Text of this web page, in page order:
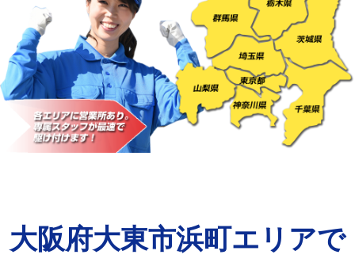
用/3ｍまで)
給水管工事※（塩ビ管（VP・HI）使
用（追加）/3ｍ超え)
+8,800円
給水管工事※（ライニング鋼管・銅
管・ポリ管・HT管使用/3ｍまで)
44,000円
給水管工事※（ライニング鋼管・銅
管・ポリ管・HT管使用/3ｍ超え)
マス交換（深さ50㎝以上） 66,000円
大阪府大東市浜町エリアで